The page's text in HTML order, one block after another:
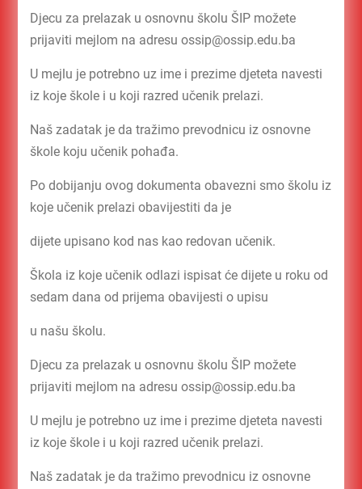
Djecu za prelazak u osnovnu školu ŠIP možete
prijaviti mejlom na adresu ossip@ossip.edu.ba
U mejlu je potrebno uz ime i prezime djeteta navesti
iz koje škole i u koji razred učenik prelazi.
Naš zadatak je da tražimo prevodnicu iz osnovne
škole koju učenik pohađa.
Po dobijanju ovog dokumenta obavezni smo školu iz
koje učenik prelazi obavijestiti da je
dijete upisano kod nas kao redovan učenik.
Škola iz koje učenik odlazi ispisat će dijete u roku od
sedam dana od prijema obavijesti o upisu
u našu školu.
Djecu za prelazak u osnovnu školu ŠIP možete
prijaviti mejlom na adresu ossip@ossip.edu.ba
U mejlu je potrebno uz ime i prezime djeteta navesti
iz koje škole i u koji razred učenik prelazi.
Naš zadatak je da tražimo prevodnicu iz osnovne